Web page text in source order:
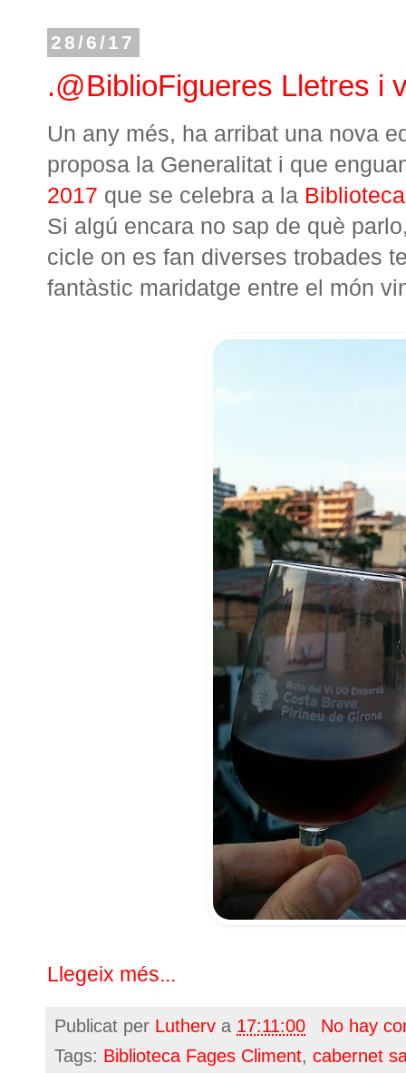
28/6/17
.@BiblioFigueres Lletres i
Un any més, ha arribat una nova
proposa la Generalitat i que
2017 que se celebra a la
Si algú encara no sap de què
cicle on es fan diverses trobades
fantàstic maridatge entre el món
Llegeix més...
Publicat per Lutherv a 17:11:00
No hay
Tags: Biblioteca Fages Climent, cabernet